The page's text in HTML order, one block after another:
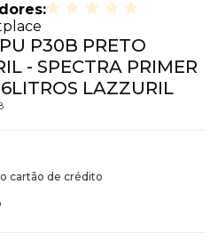
P30B PRETO
- SPECTRA PRIMER
LAZZURIL
cartão de crédito